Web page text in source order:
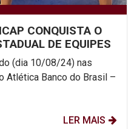
CONQUISTA O
DE EQUIPES
(dia 10/08/24) nas
Atlética Banco do Brasil –
LER MAIS